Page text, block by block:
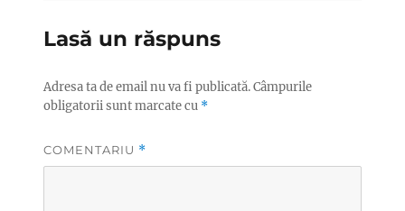
Lasă un răspuns
Adresa ta de email nu va fi publicată.Câmpurile
obligatorii sunt marcate cu *
COMENTARIU *